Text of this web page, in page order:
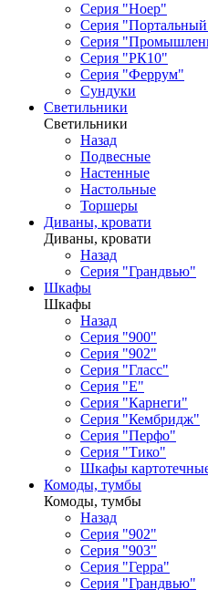
Серия "Ноер"
Серия
Серия
Серия "РК10"
Серия "Феррум"
Сундуки
Светильники
Светильники
Назад
Подвесные
Настенные
Настольные
Торшеры
Диваны, кровати
Диваны, кровати
Назад
Серия "Грандвью"
Шкафы
Шкафы
Назад
Серия "900"
Серия "902"
Серия "Гласс"
Серия "Е"
Серия "Карнеги"
Серия "Кембридж"
Серия "Перфо"
Серия "Тико"
Шкафы
Комоды, тумбы
Комоды, тумбы
Назад
Серия "902"
Серия "903"
Серия "Герра"
Серия "Грандвью"